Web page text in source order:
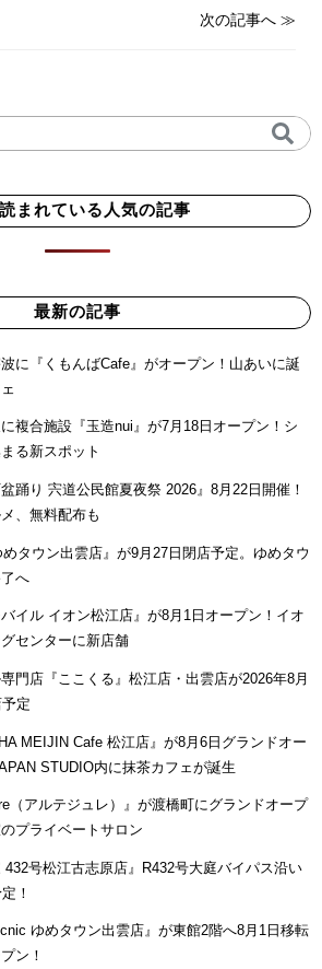
次の記事へ≫
まれている人気の記事
最新の記事
波に『くもんばCafe』がオープン！山あいに誕
に複合施設『玉造nui』が7月18日オープン！シ
る新スポット
盆踊り 宍道公民館夏夜祭 2026』8月22日開催！
、無料配布も
めタウン出雲店』が9月27日閉店予定。ゆめタウ
へ
バイル イオン松江店』が8月1日オープン！イオ
センターに新店舗
専門店『ここくる』松江店・出雲店が2026年8月
定
MEIJIN Cafe 松江店』が8月6日グランドオー
STUDIO内に抹茶カフェが誕生
（アルテジュレ）』が渡橋町にグランドオープ
プライベートサロン
432号松江古志原店』R432号大庭バイパス沿い
！
ゆめタウン出雲店』が東館2階へ8月1日移転
ン！